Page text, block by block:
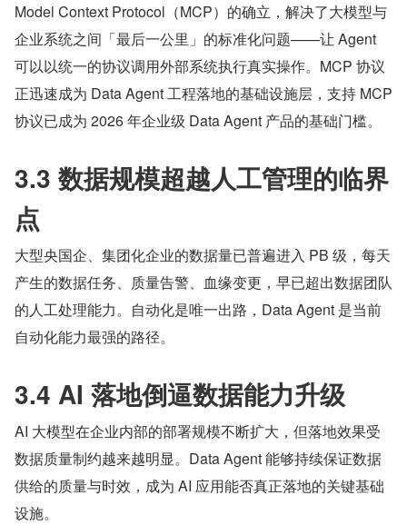
Model Context Protocol（MCP）的确立，解决了大模型与
企业系统之间「最后一公里」的标准化问题——让 Agent
可以以统一的协议调用外部系统执行真实操作。MCP 协议
正迅速成为 Data Agent 工程落地的基础设施层，支持 MCP
协议已成为 2026 年企业级 Data Agent 产品的基础门槛。
3.3 数据规模超越人工管理的临界
点
大型央国企、集团化企业的数据量已普遍进入 PB 级，每天
产生的数据任务、质量告警、血缘变更，早已超出数据团队
的人工处理能力。自动化是唯一出路，Data Agent 是当前
自动化能力最强的路径。
3.4 AI 落地倒逼数据能力升级
AI 大模型在企业内部的部署规模不断扩大，但落地效果受
数据质量制约越来越明显。Data Agent 能够持续保证数据
供给的质量与时效，成为 AI 应用能否真正落地的关键基础
设施。